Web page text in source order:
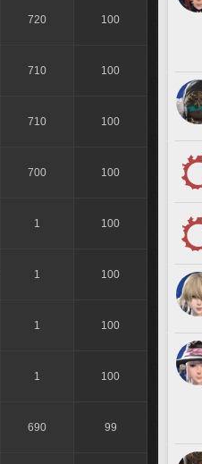
720 100
710 100
710 100
700 100
1 100
1 100
1 100
1 100
690 99